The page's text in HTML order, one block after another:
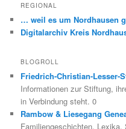
REGIONAL
… weil es um Nordhausen
Digitalarchiv Kreis
BLOGROLL
Friedrich-Christian-Lesser-
Informationen zur Stiftung,
in Verbindung steht. 0
Rambow & Liesegang
Familiengeschichten,